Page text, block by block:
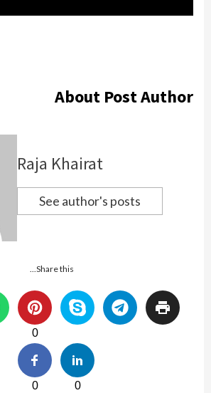
About Post Author
Raja Khairat
See author's posts
Share this...
0
0
0